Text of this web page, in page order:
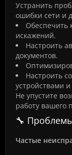
Устранить
ошибки сети и
Обеспечить
искажений.
Настроить
документов.
Настроить
устройствами
Не упустите
работу вашего
🔧
Частые